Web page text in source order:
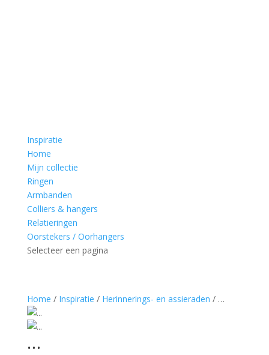
Inspiratie
Home
Mijn collectie
Ringen
Armbanden
Colliers & hangers
Relatieringen
Oorstekers / Oorhangers
Selecteer een pagina
Home / Inspiratie / Herinnerings- en assieraden / …
…